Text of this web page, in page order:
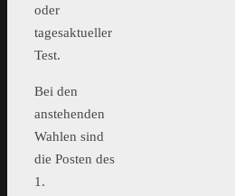
oder
tagesaktueller
Test.
Bei den
anstehenden
Wahlen sind
die Posten des
1.